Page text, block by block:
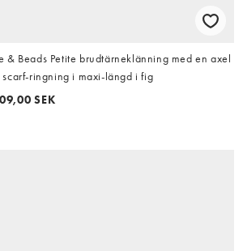
& Beads Petite brudtärneklänning med en axel
scarf-ringning i maxi-längd i fig
SEK